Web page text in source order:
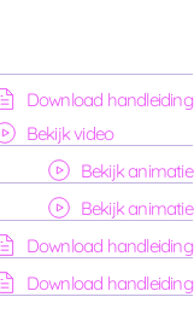
Download handleiding
Bekijk video
Bekijk animatie
Bekijk animatie
Download handleiding
Download handleiding